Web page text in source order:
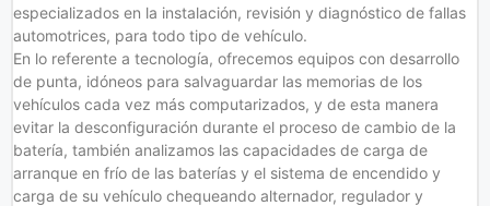
especializados en la instalación, revisión y diagnóstico de fallas
automotrices, para todo tipo de vehículo.
En lo referente a tecnología, ofrecemos equipos con desarrollo
de punta, idóneos para salvaguardar las memorias de los
vehículos cada vez más computarizados, y de esta manera
evitar la desconfiguración durante el proceso de cambio de la
batería, también analizamos las capacidades de carga de
arranque en frío de las baterías y el sistema de encendido y
carga de su vehículo chequeando alternador, regulador y